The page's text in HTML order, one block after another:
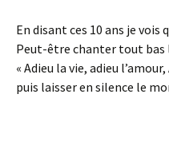
En disant ces 10 ans je vois
Peut-être chanter tout bas
« Adieu la vie, adieu
puis laisser en silence le